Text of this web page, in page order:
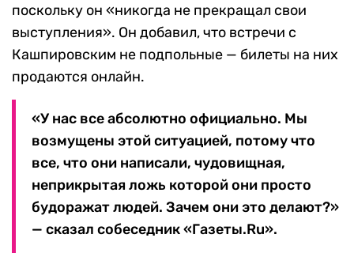
поскольку он «никогда не прекращал свои
выступления». Он добавил, что встречи с
Кашпировским не подпольные — билеты на них
продаются онлайн.
«У нас все абсолютно официально. Мы
возмущены этой ситуацией, потому что
все, что они написали, чудовищная,
неприкрытая ложь которой они просто
будоражат людей. Зачем они это делают?»
— сказал собеседник «Газеты.Ru».